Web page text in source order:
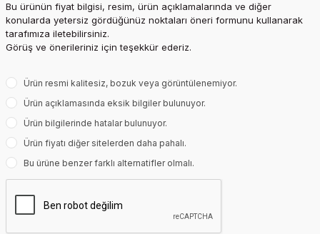
Bu ürünün fiyat bilgisi, resim, ürün açıklamalarında ve diğer
konularda yetersiz gördüğünüz noktaları öneri formunu kullanarak
tarafımıza iletebilirsiniz.
Görüş ve önerileriniz için teşekkür ederiz.
Ürün resmi kalitesiz, bozuk veya görüntülenemiyor.
Ürün açıklamasında eksik bilgiler bulunuyor.
Ürün bilgilerinde hatalar bulunuyor.
Ürün fiyatı diğer sitelerden daha pahalı.
Bu ürüne benzer farklı alternatifler olmalı.